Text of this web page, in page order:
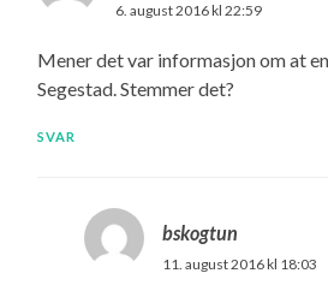
6. august 2016 kl 22:59
Mener det var informasjon om at
Segestad. Stemmer det?
SVAR
bskogtun
11. august 2016 kl 18:03